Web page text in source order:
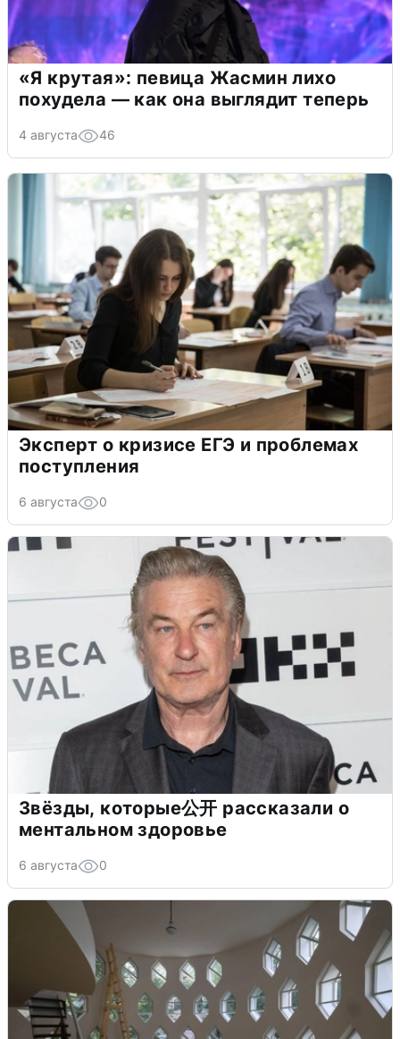
«Я крутая»: певица Жасмин лихо
похудела — как она выглядит теперь
4 августа 46
Эксперт о кризисе ЕГЭ и проблемах
поступления
6 августа 0
Звёзды, которые公开 рассказали о
ментальном здоровье
6 августа 0